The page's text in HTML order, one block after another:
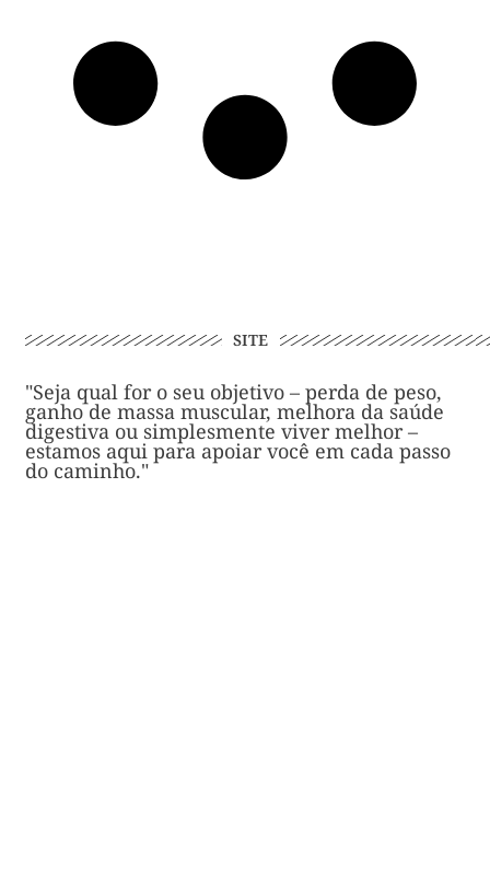
SITE
"Seja qual for o seu objetivo – perda de peso,
ganho de massa muscular, melhora da saúde
digestiva ou simplesmente viver melhor –
estamos aqui para apoiar você em cada passo
do caminho."